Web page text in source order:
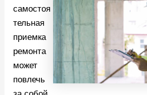
самостоя
тельная
приемка
ремонта
может
повлечь